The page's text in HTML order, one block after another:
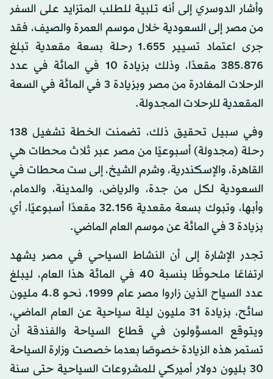
وأشار الدوسري إلى أنه تلبية للطلب المتزايد على السفر
من مصر إلى السعودية خلال موسم العمرة والصيف، فقد
جرى اعتماد تسيير 1.655 رحلة بسعة مقعدية تبلغ
385.876 مقعدًا، وذلك بزيادة 10 في المائة في عدد
الرحلات المغادرة من مصر وبزيادة 3 في المائة في السعة
المقعدية للرحلات المجدولة.
وفي سبيل تحقيق ذلك، تضمنت الخطة تشغيل 138
رحلة (مجدولة) أسبوعيًا من مصر عبر ثلاث محطات هي
القاهرة، والإسكندرية، وشرم الشيخ، إلى ست محطات في
السعودية لكل من جدة، والرياض، والمدينة، والدمام،
وأبها، وتبوك بسعة مقعدية 32.156 مقعدًا أسبوعيًا، أي
بزيادة 3 في المائة عن موسم العام الماضي.
تجدر الإشارة إلى أن النشاط السياحي في مصر يشهد
ارتفاعًا ملحوظًا بنسبة 40 في المائة هذا العام، ليبلغ
عدد السياح الذين زاروا مصر عام 1999، نحو 4.8 مليون
سائح، بزيادة 31 مليون ليلة سياحية عن العام الماضي،
ويتوقع المسؤولون في قطاع السياحة والفندقة أن
تستمر هذه الزيادة خصوصًا بعدما خصصت وزارة السياحة
30 بليون دولار أميركي للمشروعات السياحية حتى سنة